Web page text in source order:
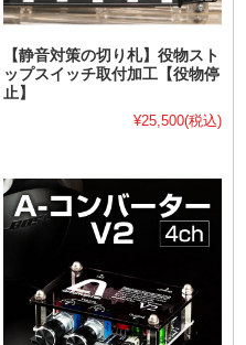
【静音対策の切り札】役物スト
ップスイッチ取付加工【役物停
止】
¥25,500(税込)